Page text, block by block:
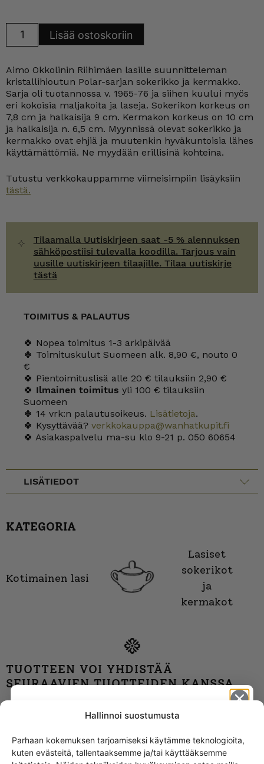
Hallinnoi suostumusta
Parhaan kokemuksen tarjoamiseksi käytämme teknologioita,
kuten evästeitä, tallentaaksemme ja/tai käyttääksemme
määrä
Lisää ostoskoriin
Aimo Okkolinin Riihimäen lasille suunnitteleman
kristallihioutun Polar-sarjan sokerikko ja kermakko.
Sarja oli tuotannossa v. 1965-76 ja siihen kuului myös
eri kokoisia maljakoita ja laseja. Sokerikon korkeus on
7,8 cm ja halkaisija 9 cm. Kermakon korkeus on 10 cm
ja halkaisija n. 6,5 cm. Myynnissä olevat sokerikko ja
kermakko ovat ehjiä ja muutenkin hyväkuntoisia lähes
käyttämättömiä. Ne myydään erillisinä kohteina.
Tutustu verkkokauppamme viimeisimpiin lisäyksiin
tästä.
Tilaamalla Uutiskirjeen saat -5 % alennuksen
sähköpostiisi tulevalla koodilla. Tarjous vain
uusille uutiskirjeen tilaajille. Tilaa uutiskirje
tästä
TOIMITUS & PALAUTUS
🍀 Nopea toimitus 1-3 arkipäivää
🍀 Toimituskulut Suomeen alk. 8,90 €, nouto 0
€
🍀 Pientoimituslisä alle 20 € tilauksiin 2,90 €
🍀 Ilmainen toimitus yli 100 € tilauksiin
Suomeen
🍀 14 vrk:n palautusoikeus. Lisätietoja.
🍀 Kysyttävää? verkkokauppa@wanhatkupit.fi
🍀 Asiakaspalvelu ma-su klo 9-21 p. 050 60654
LISÄTIEDOT
KATEGORIA
Kotimainen lasi
Lasiset
sokerikot
ja
kermakot
TUOTTEEN VOI YHDISTÄÄ
SEURAAVIEN TUOTTEIDEN KANSSA